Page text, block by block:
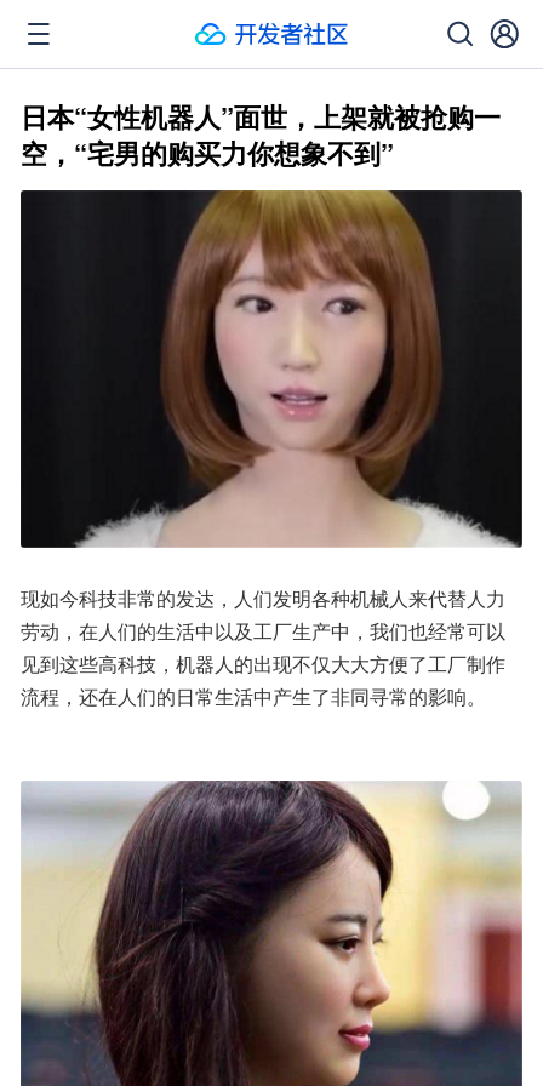
日本“女性机器人”面世，上架就被抢购一
空，“宅男的购买力你想象不到”
现如今科技非常的发达，人们发明各种机械人来代替人力
劳动，在人们的生活中以及工厂生产中，我们也经常可以
见到这些高科技，机器人的出现不仅大大方便了工厂制作
流程，还在人们的日常生活中产生了非同寻常的影响。